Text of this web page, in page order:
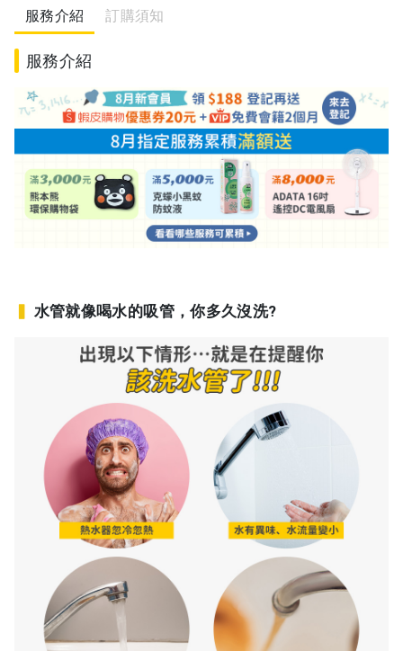
服務介紹 訂購須知
服務介紹
水管就像喝水的吸管，你多久沒洗?